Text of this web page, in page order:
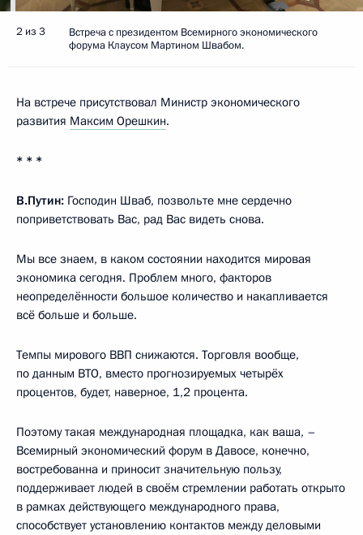
2 из 3
Встреча с президентом Всемирного экономического
форума Клаусом Мартином Швабом.
На встрече присутствовал Министр экономического
развития Максим Орешкин.
* * *
В.Путин: Господин Шваб, позвольте мне сердечно
поприветствовать Вас, рад Вас видеть снова.
Мы все знаем, в каком состоянии находится мировая
экономика сегодня. Проблем много, факторов
неопределённости большое количество и накапливается
всё больше и больше.
Темпы мирового ВВП снижаются. Торговля вообще,
по данным ВТО, вместо прогнозируемых четырёх
процентов, будет, наверное, 1,2 процента.
Поэтому такая международная площадка, как ваша, –
Всемирный экономический форум в Давосе, конечно,
востребованна и приносит значительную пользу,
поддерживает людей в своём стремлении работать открыто
в рамках действующего международного права,
способствует установлению контактов между деловыми